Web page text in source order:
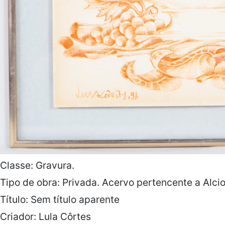
Classe: Gravura.
Tipo de obra: Privada. Acervo pertencente a
Título: Sem título aparente
Criador: Lula Côrtes